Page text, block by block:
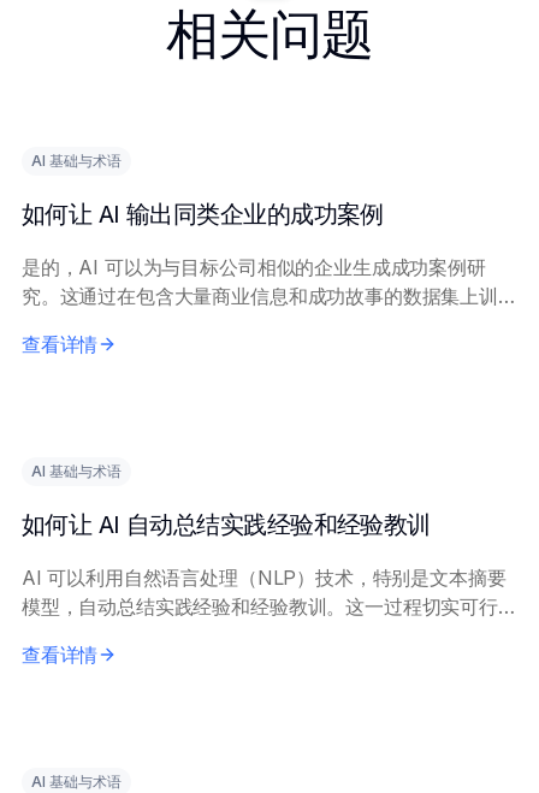
相关问题
AI 基础与术语
如何让 AI 输出同类企业的成功案例
是的，AI 可以为与目标公司相似的企业生成成功案例研
究。这通过在包含大量商业信息和成功故事的数据集上训练
AI 提供精确的查询内容，包括具体...
查看详情
AI 基础与术语
如何让 AI 自动总结实践经验和经验教训
AI 可以利用自然语言处理（NLP）技术，特别是文本摘要
模型，自动总结实践经验和经验教训。这一过程切实可行，
晰、完整的输入文本。关键技术包括抽取式...
查看详情
AI 基础与术语